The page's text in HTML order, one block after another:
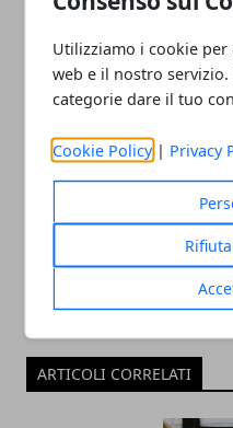
Utilizziamo i cookie
web e il nostro
categorie dare il tuo
Cookie Policy | Privacy
ARTICOLI CORRELATI